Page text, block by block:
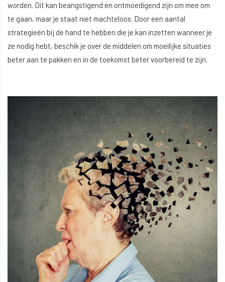
worden. Dit kan beangstigend en ontmoedigend zijn om mee om
te gaan, maar je staat niet machteloos. Door een aantal
strategieën bij de hand te hebben die je kan inzetten wanneer je
ze nodig hebt, beschik je over de middelen om moeilijke situaties
beter aan te pakken en in de toekomst beter voorbereid te zijn.